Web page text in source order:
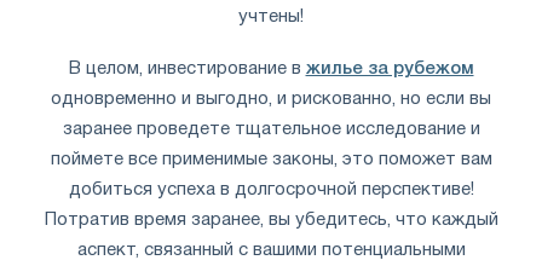
учтены!
В целом, инвестирование в жилье за рубежом
одновременно и выгодно, и рискованно, но если вы
заранее проведете тщательное исследование и
поймете все применимые законы, это поможет вам
добиться успеха в долгосрочной перспективе!
Потратив время заранее, вы убедитесь, что каждый
аспект, связанный с вашими потенциальными